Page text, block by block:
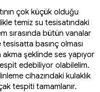
çok küçük olduğu
temiz su tesisatındaki
sırasında bütün vanalar
tesisatta basınç olması
akma şeklinde ses yapıyor
edebiliyor olabilelim.
cihazındaki kulaklık
tespiti tamamlanır.